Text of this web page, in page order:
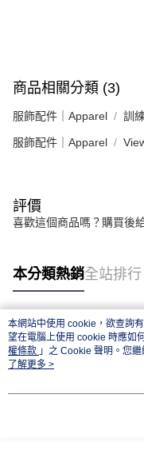
商品相關分類 (3)
服飾配件｜Apparel 訓
服飾配件｜Apparel
評價
喜歡這個商品嗎？購買後
本分類熱銷全站排行
熱門標籤
本網站中使用 cookie，欲查詢
望在電腦上使用 cookie 時應如
權條款 」之 Cookie 聲明。您
用條款之 Cookie 聲明使用
了解更多 >